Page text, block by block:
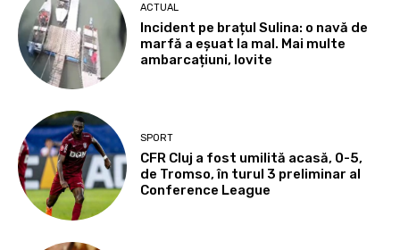
ACTUAL
Incident pe brațul Sulina: o navă de
marfă a eșuat la mal. Mai multe
ambarcațiuni, lovite
SPORT
CFR Cluj a fost umilită acasă, 0-5,
de Tromso, în turul 3 preliminar al
Conference League